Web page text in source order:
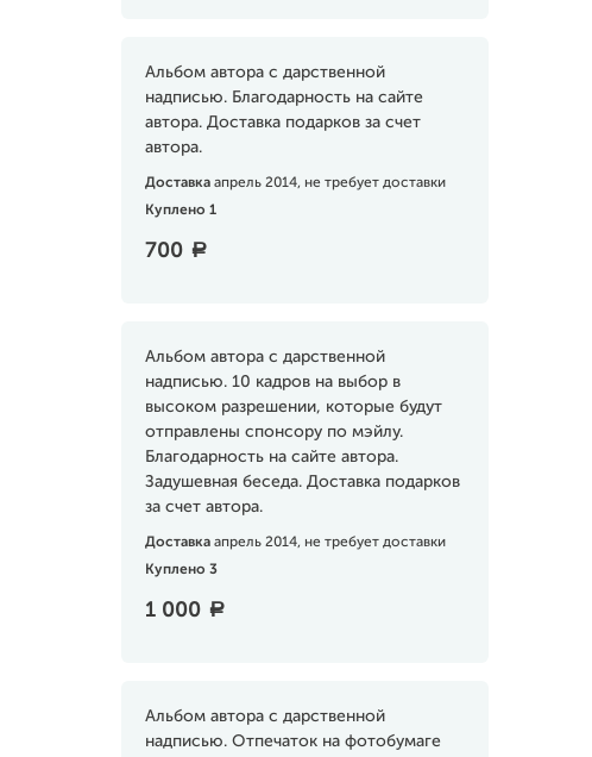
Альбом автора с дарственной
надписью. Благодарность на сайте
автора. Доставка подарков за счет
автора.
Доставка апрель 2014, не требует доставки
Куплено 1
700 a
Альбом автора с дарственной
надписью. 10 кадров на выбор в
высоком разрешении, которые будут
отправлены спонсору по мэйлу.
Благодарность на сайте автора.
Задушевная беседа. Доставка подарков
за счет автора.
Доставка апрель 2014, не требует доставки
Куплено 3
1 000 a
Альбом автора с дарственной
надписью. Отпечаток на фотобумаге